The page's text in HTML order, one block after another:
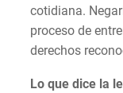
cotidiana.
proceso de
derechos
Lo que dice la